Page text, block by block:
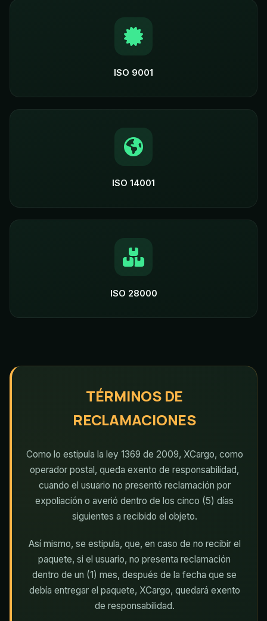
ISO 9001
ISO 14001
ISO 28000
TÉRMINOS DE
RECLAMACIONES
Como lo estipula la ley 1369 de 2009, XCargo, como
operador postal, queda exento de responsabilidad,
cuando el usuario no presentó reclamación por
expoliación o averió dentro de los cinco (5) días
siguientes a recibido el objeto.
Así mismo, se estipula, que, en caso de no recibir el
paquete, si el usuario, no presenta reclamación
dentro de un (1) mes, después de la fecha que se
debía entregar el paquete, XCargo, quedará exento
de responsabilidad.